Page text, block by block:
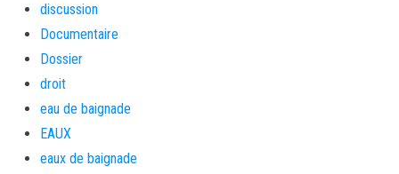
discussion
Documentaire
Dossier
droit
eau de baignade
EAUX
eaux de baignade